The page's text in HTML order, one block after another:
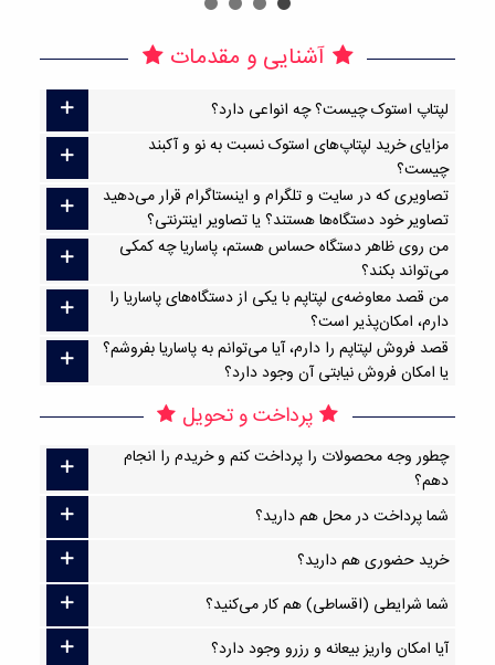
آشنایی و مقدمات
لپتاپ استوک چیست؟ چه انواعی دارد؟
مزایای خرید لپتاپ‌های استوک نسبت به نو و آکبند
چیست؟
تصاویری که در سایت و تلگرام و اینستاگرام قرار می‌دهید
تصاویر خود دستگاه‌ها هستند؟ یا تصاویر اینترنتی؟
من روی ظاهر دستگاه حساس هستم، پاساریا چه کمکی
می‌تواند بکند؟
من قصد معاوضه‌ی لپتاپم با یکی از دستگاه‌های پاساریا را
دارم، امکان‌پذیر است؟
قصد فروش لپتاپم را دارم، آیا می‌توانم به پاساریا بفروشم؟
یا امکان فروش نیابتی آن وجود دارد؟
پرداخت و تحویل
چطور وجه محصولات را پرداخت کنم و خریدم را انجام
دهم؟
شما پرداخت در محل هم دارید؟
خرید حضوری هم دارید؟
شما شرایطی (اقساطی) هم کار می‌کنید؟
آیا امکان واریز بیعانه و رزرو وجود دارد؟